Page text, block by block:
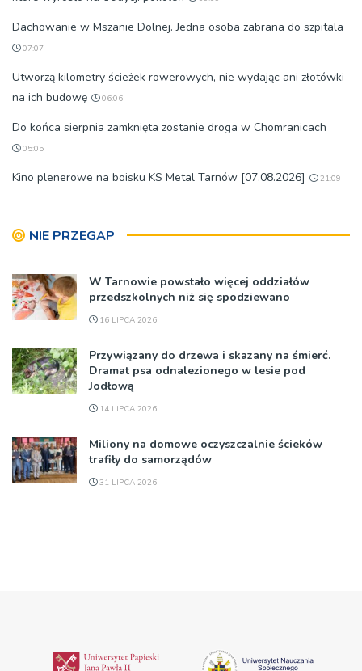
Dachowanie w Mszanie Dolnej. Jedna osoba zabrana do szpitala
07:07
Utworzą kilometry ścieżek rowerowych, nie wydając ani złotówki
na ich budowę
06:06
Do końca sierpnia zamknięta zostanie droga w Chomranicach
05:05
Kino plenerowe na boisku KS Metal Tarnów [07.08.2026] 21:09
NIE PRZEGAP
W Tarnowie powstało więcej oddziałów
przedszkolnych niż się spodziewano
16 LIPCA 2026
Przywiązany do drzewa i skazany na śmierć.
Dramat psa odnalezionego w lesie pod
Jodłową
14 LIPCA 2026
Miliony na domowe oczyszczalnie ścieków
trafiły do samorządów
31 LIPCA 2026